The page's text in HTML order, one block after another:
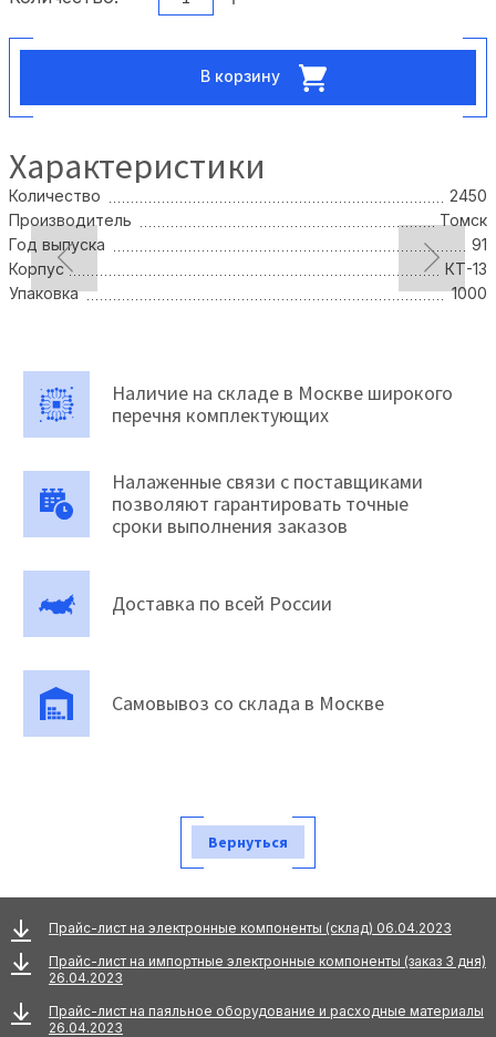
В корзину
Характеристики
Количество
2450
Производитель
Томск
Год выпуска
91
Корпус
КТ-13
Упаковка
1000
Наличие на складе в Москве широкого
перечня комплектующих
Налаженные связи с поставщиками
позволяют гарантировать точные
сроки выполнения заказов
Доставка по всей России
Самовывоз со склада в Москве
Вернуться
Прайс-лист на электронные компоненты (склад) 06.04.2023
Прайс-лист на импортные электронные компоненты (заказ 3 дня)
26.04.2023
Прайс-лист на паяльное оборудование и расходные материалы
26.04.2023